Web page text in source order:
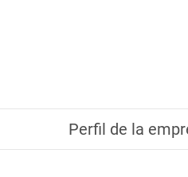
Perfil de la